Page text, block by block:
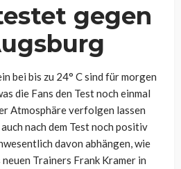
gegen
bei bis zu 24° C sind für morgen
die Fans den Test noch einmal
Atmosphäre verfolgen lassen
nach dem Test noch positiv
davon abhängen, wie
Trainers Frank Kramer in